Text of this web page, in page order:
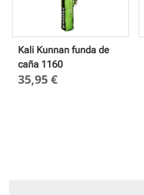
Kali Kunnan funda de
caña 1160
35,95€